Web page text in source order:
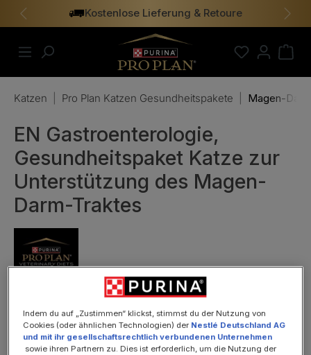
springen Kostenlose Lieferung & Retoure
Vorheriges
Katzen Pro Plan Katzen Gesundheitspakete Magen-
EN Gastroenterologie,
Gesundheitspaket Katze zur
Unterstützung des Magen-
Darm-Traktes
Bildergalerie überspringen
SOMMER-SALE: 25%
Indem du auf „Zustimmen“ klickst, stimmst du der Nutzung von
Cookies (oder ähnlichen Technologien) der Nestlé Deutschland AG
und mit ihr gesellschaftsrechtlich verbundenen Unternehmen
sowie ihren Partnern zu. Dies ist erforderlich, um die Nutzung der